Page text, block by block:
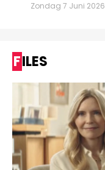
Zondag 7 Juni 2026
FILES